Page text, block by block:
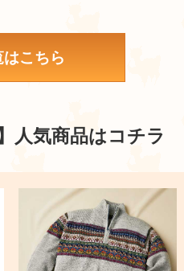
こちら
人気商品はコチラ